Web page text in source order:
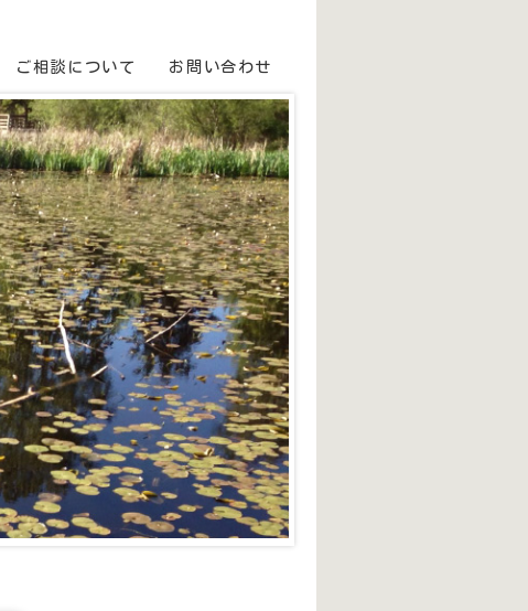
ご相談について お問い合わせ